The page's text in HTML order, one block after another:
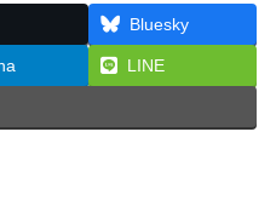
Bluesky
LINE